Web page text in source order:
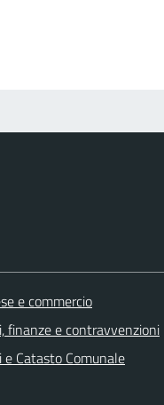
e commercio
finanze e contravvenzioni
e Catasto Comunale